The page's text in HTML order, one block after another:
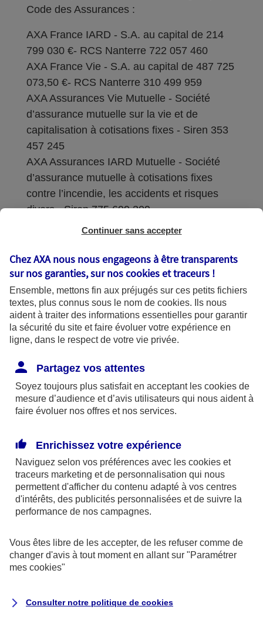
Code des Assurances :
AXA France IARD - S.A. au capital de 214
799 030 €- RCS Nanterre 722 057 460
AXA France Vie - S.A. au capital de 487 725
073,50 €- RCS Nanterre 310 499 959
AXA Assurances Vie Mutuelle - Société
d’assurance mutuelle sur la vie et de
capitalisation à cotisations fixes - Siren 353
457 245
AXA Assurances IARD Mutuelle - Société
d’assurance mutuelle à cotisations fixes
contre l’incendie, les accidents et risques
divers - Siren 775 699 309
Sièges sociaux : 313 Terrasses de l’Arche –
Coordonnées de l'Autorité de contrôle
prudentiel et de résolution (ACPR) : - 4
Place de Budapest - CS 92459 - 75436
Paris Cedex 09. Le détail des procédures de
recours et de réclamation et les
disponibles sur le site axa.fr.
AXA France IARD et AXA France Vie sont
mandataires exclusifs en opérations de
246 et n°13 005 764 (consultable
surwww.orias.fr)
AXA Assistance France Assurances,
S.A au capital de 51 429 430,40 €,
Siège social :
8-10, rue Paul Vaillant Couturier
Continuer sans accepter
Chez AXA nous nous engageons à être transparents
sur nos garanties, sur noscookies et traceurs !
Ensemble, mettons fin aux préjugés sur ces petits fichiers
textes, plus connus sous le nom de cookies. Ils nous
aident à traiter des informations essentielles pour garantir
la sécurité du site et faire évoluer votre expérience en
ligne, dans le respect de votre vie privée.
Partagez vos attentes
Soyez toujours plus satisfait en acceptant les cookies de
mesure d’audience et d’avis utilisateurs qui nous aident à
faire évoluer nos offres et nos services.
Enrichissez votre expérience
Naviguez selon vos préférences avec les cookies et
traceurs marketing et de personnalisation qui nous
permettent d'afficher du contenu adapté à vos centres
d'intérêts, des publicités personnalisées et de suivre la
performance de nos campagnes.
Vous êtes libre de les accepter, de les refuser comme de
changer d'avis à tout moment en allant sur "Paramétrer
mes cookies"
Consulter notre politique de cookies